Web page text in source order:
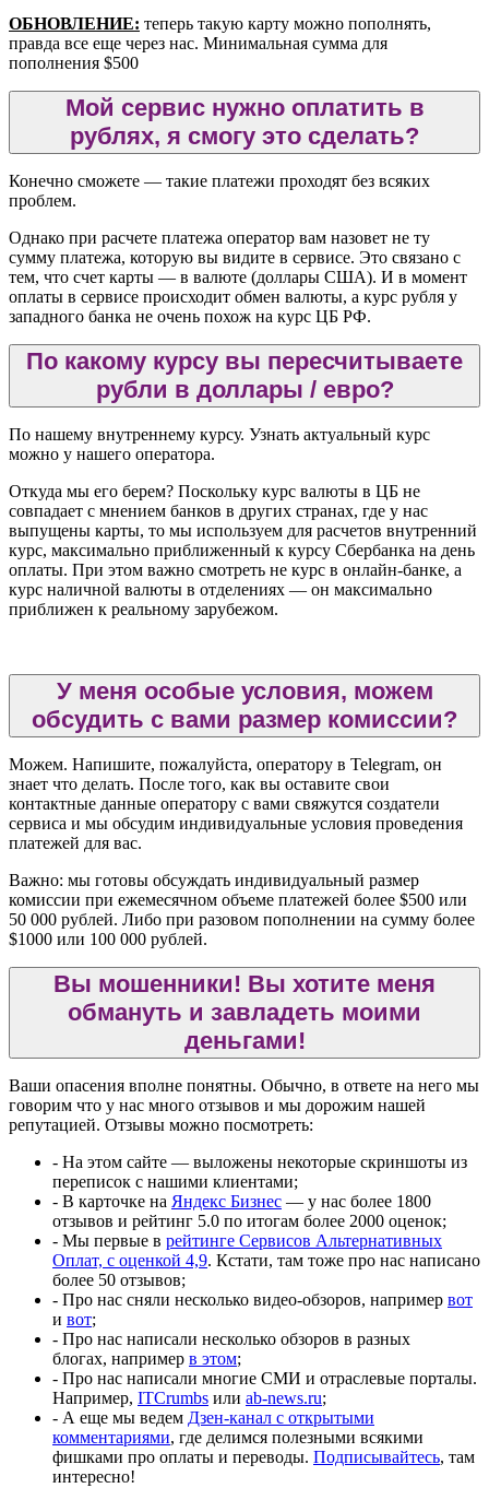
ОБНОВЛЕНИЕ: теперь такую карту можно пополнять,
правда все еще через нас. Минимальная сумма для
пополнения $500
Мой сервис нужно оплатить в
рублях, я смогу это сделать?
Конечно сможете — такие платежи проходят без всяких
проблем.
Однако при расчете платежа оператор вам назовет не ту
сумму платежа, которую вы видите в сервисе. Это связано с
тем, что счет карты — в валюте (доллары США). И в момент
оплаты в сервисе происходит обмен валюты, а курс рубля у
западного банка не очень похож на курс ЦБ РФ.
По какому курсу вы пересчитываете
рубли в доллары / евро?
По нашему внутреннему курсу. Узнать актуальный курс
можно у нашего оператора.
Откуда мы его берем? Поскольку курс валюты в ЦБ не
совпадает с мнением банков в других странах, где у нас
выпущены карты, то мы используем для расчетов внутренний
курс, максимально приближенный к курсу Сбербанка на день
оплаты. При этом важно смотреть не курс в онлайн-банке, а
курс наличной валюты в отделениях — он максимально
приближен к реальному зарубежом.
У меня особые условия, можем
обсудить с вами размер комиссии?
Можем. Напишите, пожалуйста, оператору в Telegram, он
знает что делать. После того, как вы оставите свои
контактные данные оператору с вами свяжутся создатели
сервиса и мы обсудим индивидуальные условия проведения
платежей для вас.
Важно: мы готовы обсуждать индивидуальный размер
комиссии при ежемесячном объеме платежей более $500 или
50 000 рублей. Либо при разовом пополнении на сумму более
$1000 или 100 000 рублей.
Вы мошенники! Вы хотите меня
обмануть и завладеть моими
деньгами!
Ваши опасения вполне понятны. Обычно, в ответе на него мы
говорим что у нас много отзывов и мы дорожим нашей
репутацией. Отзывы можно посмотреть:
- На этом сайте — выложены некоторые скриншоты из
переписок с нашими клиентами;
- В карточке на Яндекс Бизнес — у нас более 1800
отзывов и рейтинг 5.0 по итогам более 2000 оценок;
- Мы первые в рейтинге Сервисов Альтернативных
Оплат, с оценкой 4,9. Кстати, там тоже про нас написано
более 50 отзывов;
- Про нас сняли несколько видео-обзоров, например вот
и вот;
- Про нас написали несколько обзоров в разных
блогах, например в этом;
- Про нас написали многие СМИ и отраслевые порталы.
Например, ITCrumbs или ab-news.ru;
- А еще мы ведем Дзен-канал с открытыми
комментариями, где делимся полезными всякими
фишками про оплаты и переводы. Подписывайтесь, там
интересно!